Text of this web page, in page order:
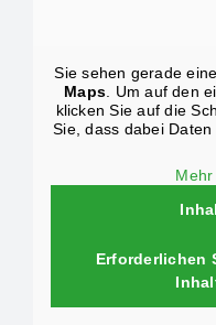
Sie sehen gerade
Maps . Um auf den
klicken Sie auf die
Sie, dass dabei
Erforderlichen